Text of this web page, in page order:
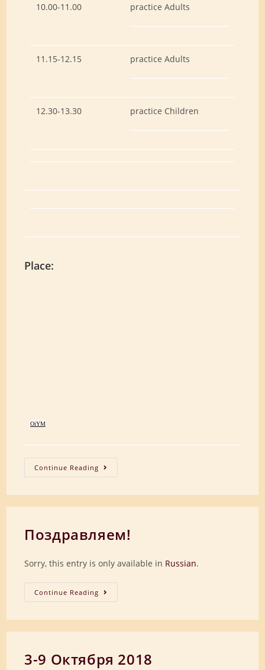
10.00-11.00 practice Adults
11.15-12.15 practice Adults
12.30-13.30 practice Children
Place:
OiYM
Continue Reading 17
Ноября
Поздравляем!
Sorry, this entry is only available in Russian.
Continue Reading Поздравляем!
3-9 Октября 2018